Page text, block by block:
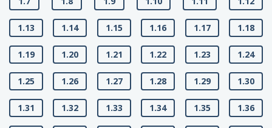
1.13 1.14 1.15 1.16 1.17 1.18
1.19 1.20 1.21 1.22 1.23 1.24
1.25 1.26 1.27 1.28 1.29 1.30
1.31 1.32 1.33 1.34 1.35 1.36